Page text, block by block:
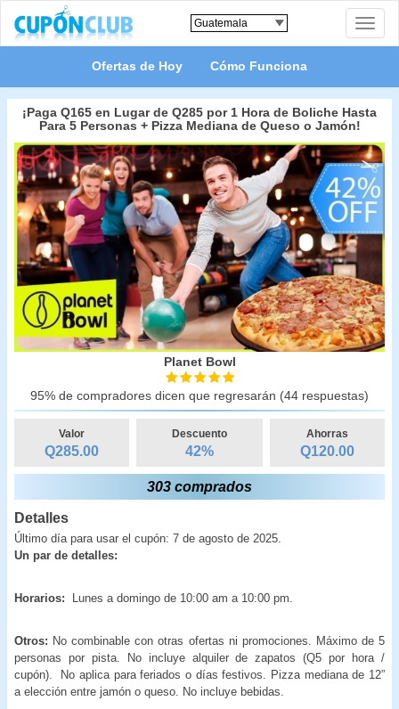
Toggle
Ofertas de Hoy Cómo Funciona
¡Paga Q165 en Lugar de Q285 por 1 Hora de Boliche Hasta
Para 5 Personas + Pizza Mediana de Queso o Jamón!
Planet Bowl
95% de compradores dicen que regresarán (44 respuestas)
Valor
Q285.00
Descuento
42%
Ahorras
Q120.00
303 comprados
Detalles
Último día para usar el cupón: 7 de agosto de 2025.
Un par de detalles:
Horarios: Lunes a domingo de 10:00 am a 10:00 pm.
Otros: No combinable con otras ofertas ni promociones. Máximo de 5
personas por pista. No incluye alquiler de zapatos (Q5 por hora /
cupón). No aplica para feriados o días festivos. Pizza mediana de 12”
a elección entre jamón o queso. No incluye bebidas.